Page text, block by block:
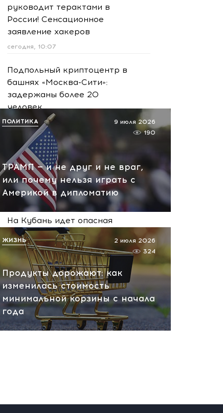
руководит терактами в
России! Сенсационное
заявление хакеров
сегодня, 10:07
Подпольный криптоцентр в
башнях «Москва-Сити»:
задержаны более 20
человек
сегодня, 09:57
Сейчас! Поставки для ВСУ
сорваны: поражены три
сухогруза и судно в порту
Николаева
сегодня, 09:18
На Кубань идет опасная
жара! Гипертоникам,
пожилым и младенцам
лучше остаться дома
сегодня, 09:06
ТРАМП — и не друг и не враг,
или почему нельзя играть с
Америкой в дипломатию
9 июля 2026
190
ПОЛИТИКА
Продукты дорожают: как
изменилась стоимость
минимальной корзины с начала
года
2 июля 2026
324
ЖИЗНЬ